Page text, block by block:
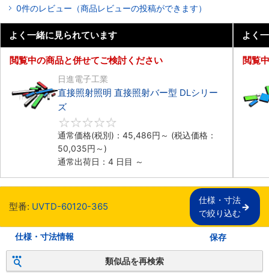
0件のレビュー（商品レビューの投稿ができます）
よく一緒に見られています
閲覧中の商品と併せてご検討ください
日進電子工業
直接照射照明 直接照射バー型 DLシリー
ズ
通常価格(税別)： 45,486円 ～ (税込価格：
50,035円 ～)
通常出荷日：4 日目 ～
よく
閲覧
型番: UVTD-60120-365
仕様・寸法
で絞り込む
仕様・寸法情報 保存
類似品を再検索